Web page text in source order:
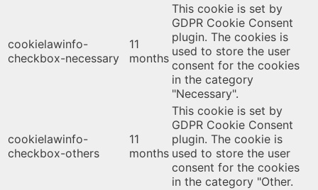
cookielawinfo-
checkbox-necessary
11
months
This cookie is set by
GDPR Cookie Consent
plugin. The cookies is
used to store the user
consent for the cookies
in the category
"Necessary".
cookielawinfo-
checkbox-others
11
months
This cookie is set by
GDPR Cookie Consent
plugin. The cookie is
used to store the user
consent for the cookies
in the category "Other.